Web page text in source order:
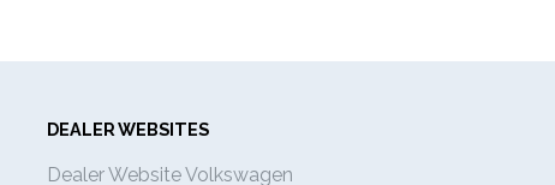
DEALER WEBSITES
Dealer Website Volkswagen